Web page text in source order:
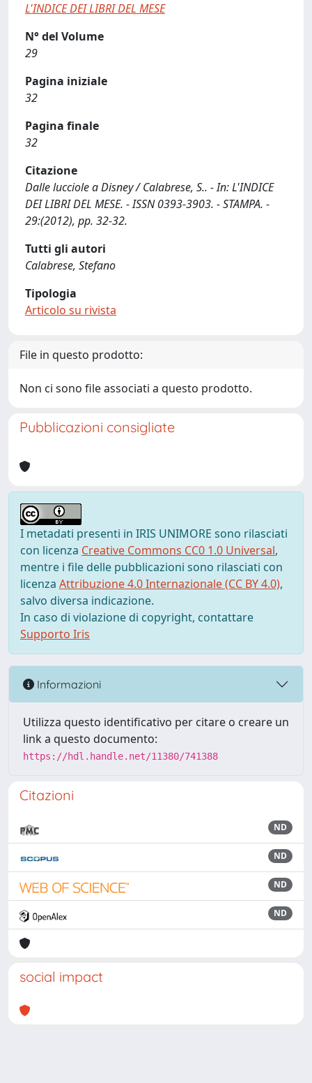
L'INDICE DEI LIBRI DEL MESE
N° del Volume
29
Pagina iniziale
32
Pagina finale
32
Citazione
Dalle lucciole a Disney / Calabrese, S.. - In: L'INDICE
DEI LIBRI DEL MESE. - ISSN 0393-3903. - STAMPA. -
29:(2012), pp. 32-32.
Tutti gli autori
Calabrese, Stefano
Tipologia
Articolo su rivista
File in questo prodotto:
Non ci sono file associati a questo prodotto.
Pubblicazioni consigliate
I metadati presenti in IRIS UNIMORE sono rilasciati
con licenza Creative Commons CC0 1.0 Universal,
mentre i file delle pubblicazioni sono rilasciati con
licenza Attribuzione 4.0 Internazionale (CC BY 4.0),
salvo diversa indicazione.
In caso di violazione di copyright, contattare
Supporto Iris
Informazioni
Utilizza questo identificativo per citare o creare un
link a questo documento:
https://hdl.handle.net/11380/741388
Citazioni
ND
ND
ND
ND
social impact